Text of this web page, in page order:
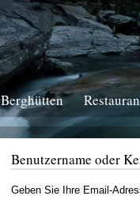
Berghütten
Benutzername oder
Geben Sie Ihre Email-